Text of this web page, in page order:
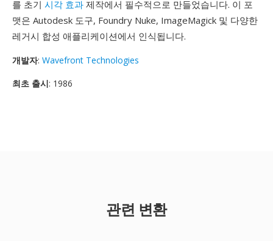
를 초기 시각 효과 제작에서 필수적으로 만들었습니다. 이 포
맷은 Autodesk 도구, Foundry Nuke, ImageMagick 및 다양한
레거시 합성 애플리케이션에서 인식됩니다.
개발자: Wavefront Technologies
최초 출시: 1986
관련 변환